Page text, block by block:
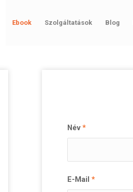
Ebook Szolgáltatások Blog
Név *
E-Mail *